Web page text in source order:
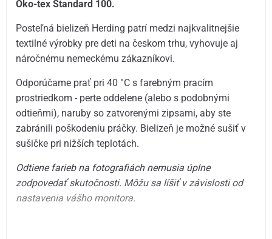
Öko-tex Standard 100.
Posteľná bielizeň Herding patrí medzi najkvalitnejšie
textilné výrobky pre deti na českom trhu, vyhovuje aj
náročnému nemeckému zákazníkovi.
Odporúčame prať pri 40 °C s farebným pracím
prostriedkom - perte oddelene (alebo s podobnými
odtieňmi), naruby so zatvorenými zipsami, aby ste
zabránili poškodeniu práčky. Bielizeň je možné sušiť v
sušičke pri nižších teplotách.
Odtiene farieb na fotografiách nemusia úplne
zodpovedať skutočnosti. Môžu sa líšiť v závislosti od
nastavenia vášho monitora.